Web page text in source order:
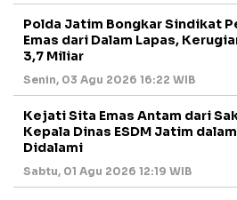
Polda Jatim Bongkar Sindikat
Emas dari Dalam Lapas,
3,7 Miliar
Senin, 03 Agu 2026 16:22 WIB
Kejati Sita Emas Antam dari
Kepala Dinas ESDM Jatim
Didalami
Sabtu, 01 Agu 2026 12:19 WIB